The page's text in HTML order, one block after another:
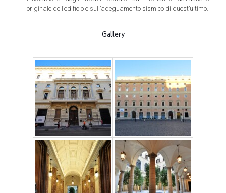
originale dell’edificio e sull’adeguamento sismico di quest’ultimo.
Gallery